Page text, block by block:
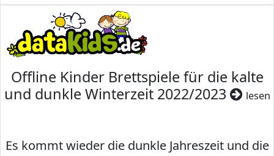
Offline Kinder Brettspiele für die kalte
und dunkle Winterzeit 2022/2023
lesen
Es kommt wieder die dunkle Jahreszeit und die